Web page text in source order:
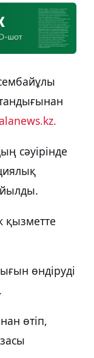
сәуірінде
қызметте
өндіруді
өтіп,